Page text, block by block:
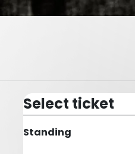
Select ticket
Standing